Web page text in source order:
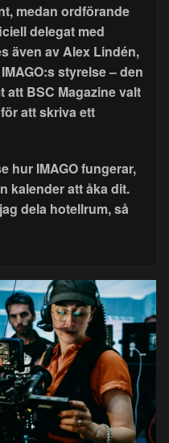
medan ordförande
delegat med
även av Alex Lindén,
styrelse – den
att BSC Magazine valt
att skriva ett
hur IMAGO fungerar,
kalender att åka dit.
dela hotellrum, så